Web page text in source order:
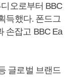
오로부터 BBC
득했다. 폰드그
손잡고 BBC Ea
글로벌 브랜드